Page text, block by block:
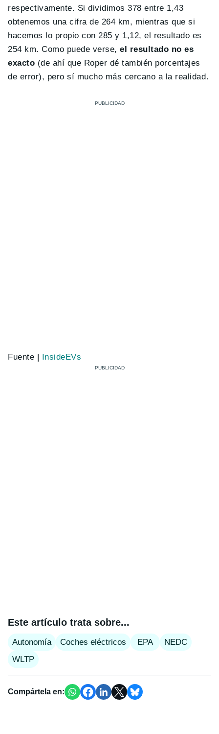
respectivamente. Si dividimos 378 entre 1,43
obtenemos una cifra de 264 km, mientras que si
hacemos lo propio con 285 y 1,12, el resultado es
254 km. Como puede verse,el resultado no es
exacto (de ahí que Roper dé también porcentajes
de error), pero sí mucho más cercano a la realidad.
Fuente | InsideEVs
Este artículo trata sobre...
Autonomía Coches eléctricos EPA
NEDC
WLTP
Compártela en: